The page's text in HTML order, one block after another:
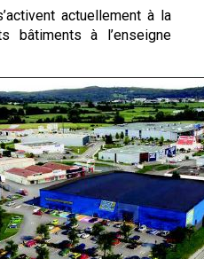
actuellement à la
bâtiments à l’enseigne